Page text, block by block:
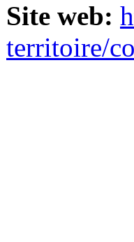
Site web:
territoire/